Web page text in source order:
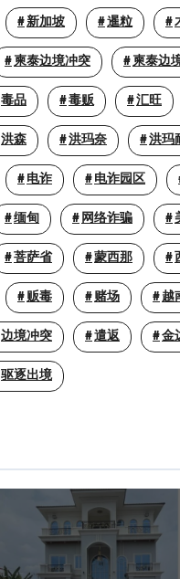
新加坡 暹粒
柬泰边境冲突 柬泰边
毒品 毒贩 汇旺
洪森 洪玛奈 洪玛
电诈 电诈园区
缅甸 网络诈骗
菩萨省 蒙西那
贩毒 赌场 越
边境冲突 遣返 金
驱逐出境